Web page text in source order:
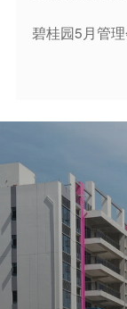
碧桂园5月管